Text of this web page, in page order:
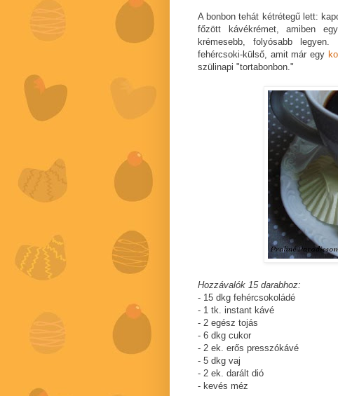
A bonbon tehát kétrétegű lett:
főzött kávékrémet, amiben
krémesebb, folyósabb
fehércsoki-külső, amit már egy
szülinapi "tortabonbon."
Hozzávalók 15 darabhoz:
- 15 dkg fehércsokoládé
- 1 tk. instant kávé
- 2 egész tojás
- 6 dkg cukor
- 2 ek. erős presszókávé
- 5 dkg vaj
- 2 ek. darált dió
- kevés méz